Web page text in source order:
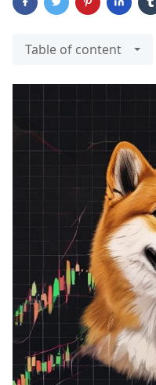
Table of content